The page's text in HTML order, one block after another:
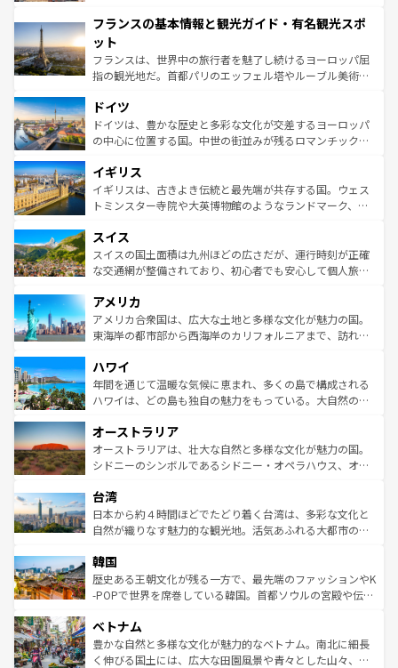
ませてくれるイタリアで、忘れられない旅をしてみよう！
なお、新着のイタリア情報は
しい。
文化が根付くこの国では、情熱的なフラメンコ、熱気あふ
れる闘牛、そして美味しいタパスが生活の一部となってい
る。首都マドリードの洗練された雰囲気や、バルセロナの
アートに溢れた街角から、地方では古代ローマ遺跡や中世
せる。地方によって風土や気候が異なるスペインはその個
性で訪れる人を魅了する。 なお、新着のスペイン情報は コ
ンテンツ一覧を参照してほしい。
フランスの基本情報と観光ガイド・有名観光スポ
ット
フランスは、世界中の旅行者を魅了し続けるヨーロッパ屈
指の観光地だ。首都パリのエッフェル塔やルーブル美術館
で、幅広い魅力が詰まっている。華麗な宮殿、歴史的な大
聖堂、美しいビーチ、そして豊かな自然が、訪れる者を心
から魅了する。また、フランスは美食の国としても知ら
いる。シャンパンの発祥地であるランス、プロヴァンスの
香り高いラベンダー畑など、多彩な楽しみ方が可能だ。さ
らに、パリ以外の地域にも魅力が溢れており、どの街角に
れる地方に足を運ぶとそれぞれで全く異なる文化を体験で
きるだろう。 なお、新着のフランス情報はコンテンツ一覧
を参照してほしい。
ドイツ
ドイツは、豊かな歴史と多彩な文化が交差するヨーロッパ
の中心に位置する国。中世の街並みが残るロマンチック街
顔を持つこの国は、どこを歩いても飽きることがない。ベ
ルリンの文化的活気、バイエルン州のアルプスの絶景、そ
してライン川沿いのワイン畑といった風景は必見。ビール
は、お酒好きな人にはぜひ体験してほしい。 なお、新着の
ドイツ情報はコンテンツ一覧を参照してほしい。
イギリス
イギリスは、古きよき伝統と最先端が共存する国。ウェス
トミンスター寺院や大英博物館のようなランドマーク、歴
リアごとに異なる魅力がある。また、優雅なアフタヌーン
ティー、ビール好きにはたまらない英国パブ、サッカー観
戦など、本場だからこそできる体験も豊富。イギリスを旅
ンツ一覧を参照してほしい。
スイス
スイスの国土面積は九州ほどの広さだが、運行時刻が正確
な交通網が整備されており、初心者でも安心して個人旅行
の建物がそのまま残る町や、スイスならではのユニークな
博物館もあり、アルプス観光だけでなく町歩きも満喫する
ことができる。国民の所得が高いため物価も高いが、旅行
ば市内交通費無料で観光を楽しむこともできる。 なお、新
着のスイス情報はコンテンツ一覧 を参照してほしい。
アメリカ
アメリカ合衆国は、広大な土地と多様な文化が魅力の国。
東海岸の都市部から西海岸のカリフォルニアまで、訪れる
のような巨大都市は、観光、ショッピング、エンターテイ
ンメントが詰まった刺激的なスポットだ。一方、アメリカ
西部には大自然が広がり、グランドキャニオンやイエロー
部のニューオーリンズでは、音楽と美食が融合した独特の
文化が魅力。旅行者はアメリカの各地域で異なる魅力を楽
しみながら、その多様性と豊かな歴史を感じることができ
ならではの贅沢な旅のスタイルだ。 なお、新着のアメリカ
情報はコンテンツ一覧を参照してほしい。
ハワイ
年間を通じて温暖な気候に恵まれ、多くの島で構成される
ハワイは、どの島も独自の魅力をもっている。大自然の神
ワイ島は見逃せない。また、定番の観光地といえばオアフ
島だが、静かな自然を求めるならマウイ島やカウアイ島が
おすすめ。エメラルドグリーンに輝く海をはじめ、豊かな
れるおもてなしの心で訪れる人々を迎えてくれるハワイの
人々、おいしいローカルフードやハワイアンミュージッ
ク、伝統的なフラダンスなど、すべてがハワイの魅力を彩
ワイを、存分に味わってほしい。 なお、新着のハワイ情報
はコンテンツ一覧を参照してほしい。
オーストラリア
オーストラリアは、壮大な自然と多様な文化が魅力の国。
シドニーのシンボルであるシドニー・オペラハウス、オー
リアリーフや大陸中央部にそびえるウルル（エアーズロッ
ク）、タスマニアの美しい原生林やケアンズの熱帯雨林な
ど、見どころがたくさん。また、カフェやワイン、オージ
いる。アクティビティも充実しており、サーフィンやダイ
ビング、ハイキングなど、アウトドア好きにはたまらな
い。オーストラリアの多彩な魅力を存分に味わいつくそ
参照してほしい。
台湾
日本から約４時間ほどでたどり着く台湾は、多彩な文化と
自然が織りなす魅力的な観光地。活気あふれる大都市の台
ン）、静ひつな山岳地帯である台湾東部など、都市の喧騒
と山間の静けさが共存しており、訪れる人に新しい発見と
驚きをもたらしてくれる。また、奥深い台湾の食文化も魅
容にもいいと評判のスイーツなど、バラエティ豊かな料理
が味わえる。 なお、新着の台湾情報は コンテンツ一覧を参
照してほしい。
韓国
歴史ある王朝文化が残る一方で、最先端のファッションやK
-POPで世界を席巻している韓国。首都ソウルの宮殿や伝統
き、地方に足を延ばせば四季折々の自然美を楽しむことが
できる。そして、キムチや焼肉、絶品のストリートフード
まで、さまざまな韓国料理が待っている。夜には、韓国な
ベトナム
豊かな自然と多様な文化が魅力的なベトナム。南北に細長
く伸びる国土には、広大な田園風景や青々とした山々、世